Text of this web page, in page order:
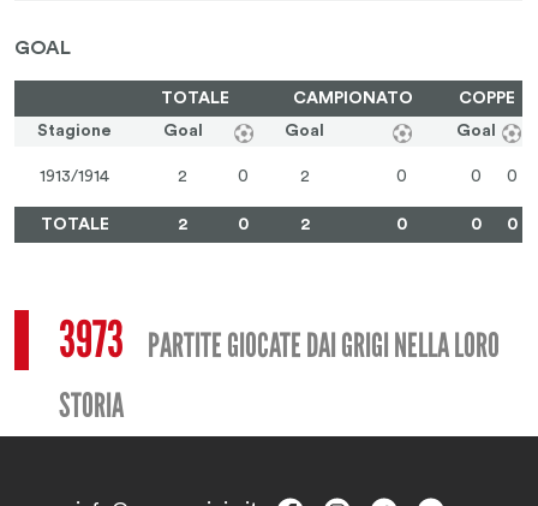
GOAL
TOTALE CAMPIONATO
COPPE
Stagione
Goal Goal Goal
1913/1914 2 0 2 0 0 0
TOTALE 2 0 2 0 0 0
3973 PARTITE GIOCATE DAI GRIGI NELLA LORO
STORIA